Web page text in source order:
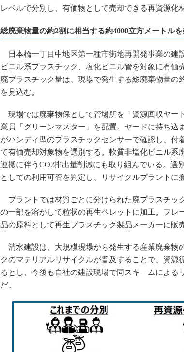
レベルで分別し、有価物として売却できる再資源化
総廃棄物量の約2割に相当する約4000立方メートル
日本橋一丁目中地区第一種市街地再開発事業の建
ビニル系プラスチック、塩化ビニル管を対象に有価
廃プラスチック量は、現場で発生する総廃棄物量の
を見込む。
現場では廃棄物保として管場所を「資源回収ヤー
業員「グリーンマスター」を配置。ヤードに持ち込
がハンディ型のプラスチックセンサーで確認し、付
て有価売却対象物を選別する。軟質非塩化ビニル系
運搬に伴うCO2排出量削減にも取り組んでいる。選
としての利用可否を判定し、リサイクルプラントに
プラントでは材質ごとに分けられた廃プラスチッ
の一部を溶かして粒状の再生ペレットに加工。フレ
品の原料として再生プラスチック製品メーカーに販
清水建設は、大規模現場から発生する産業廃棄物
クのマテリアルリサイクルが普及することで、資源
るとし、今後も自社の建設現場で同スキームによる
だ。